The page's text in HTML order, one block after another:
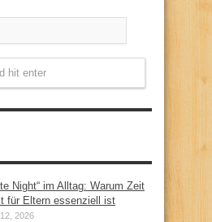
Night“ im Alltag: Warum Zeit
für Eltern essenziell ist
2026